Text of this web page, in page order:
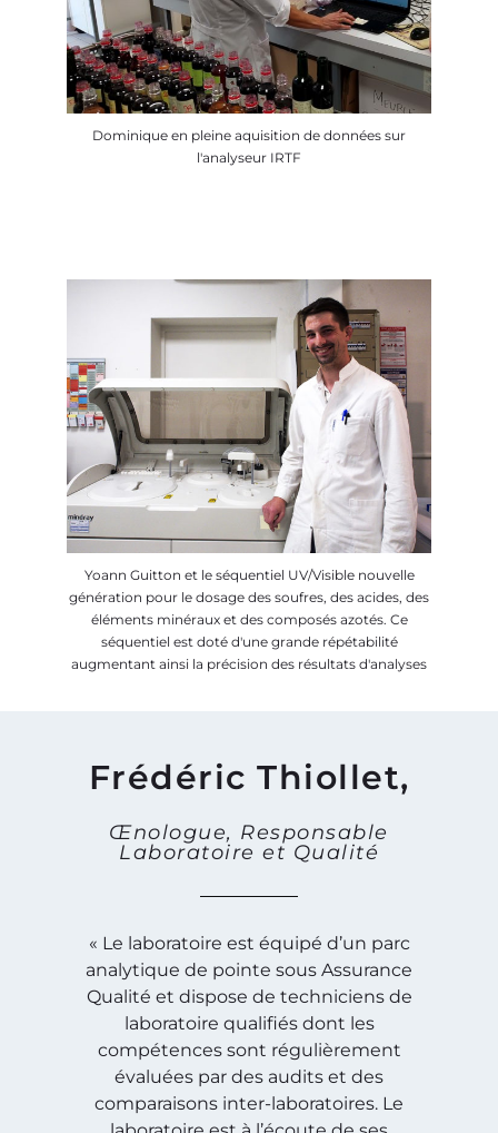
Dominique en pleine aquisition de données sur
l'analyseur IRTF
Yoann Guitton et le séquentiel UV/Visible nouvelle
génération pour le dosage des soufres, des acides, des
éléments minéraux et des composés azotés. Ce
séquentiel est doté d'une grande répétabilité
augmentant ainsi la précision des résultats d'analyses
Frédéric Thiollet,
Œnologue, Responsable
Laboratoire et Qualité
« Le laboratoire est équipé d’un parc
analytique de pointe sous Assurance
Qualité et dispose de techniciens de
laboratoire qualifiés dont les
compétences sont régulièrement
évaluées par des audits et des
comparaisons inter-laboratoires. Le